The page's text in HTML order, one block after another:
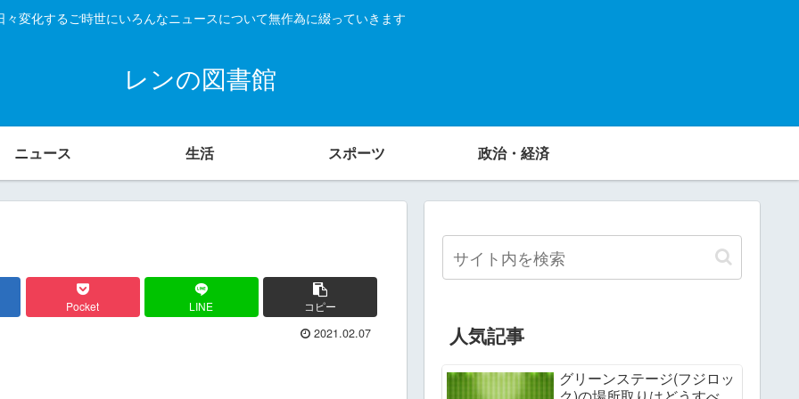
々変化するご時世にいろんなニュースについて無作為に綴っていきます
レンの図書館
ニュース 生活 スポーツ 政治・経済
Pocket LINE コピー
2021.02.07 人気記事
グリーンステージ(フジロッ